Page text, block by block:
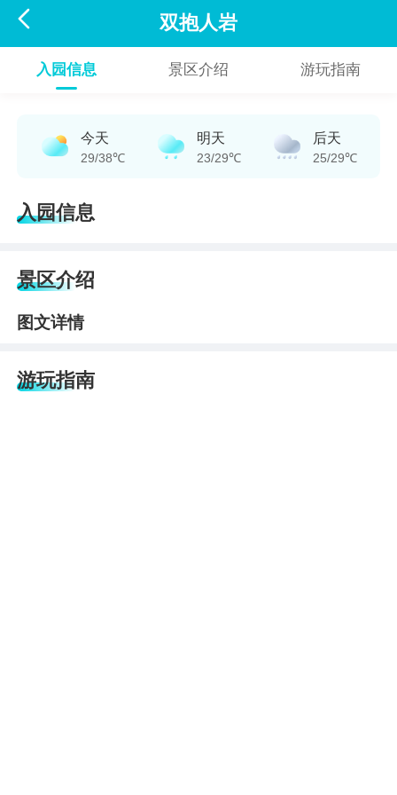
 双抱人岩
入园信息 景区介绍 游玩指南
今天
29/38℃
明天
23/29℃
后天
25/29℃
入园信息
景区介绍
图文详情
游玩指南